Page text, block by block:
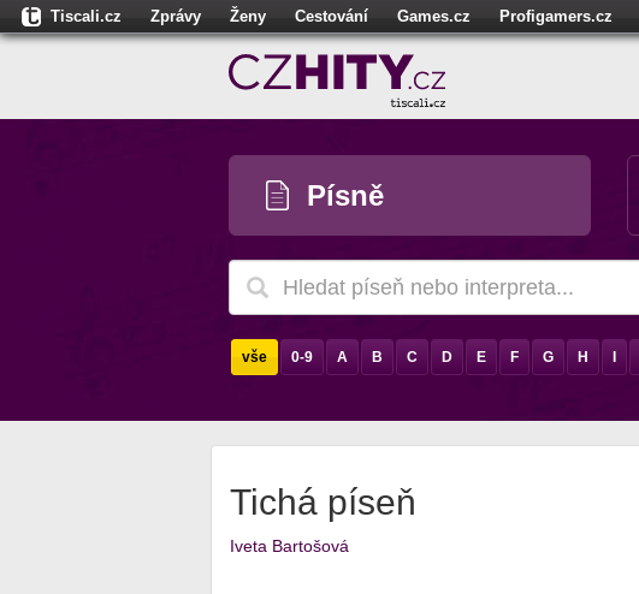
Tiscali.cz Zprávy Ženy Cestování Games.cz Profigamers.cz
Sport Dokina.cz CZhity.cz
Písně
vše 0-9 A B C D E F G H
Tichá píseň
Iveta Bartošová